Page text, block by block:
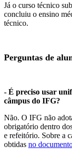
Já o curso técnico
concluiu o ensino
técnico.
Perguntas de
- É preciso usar
câmpus do IFG?
Não. O IFG não
obrigatório dentro
e refeitório. Sobre a
obtidas no